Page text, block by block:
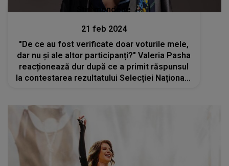
Stiri mondene
21 feb 2024
"De ce au fost verificate doar voturile mele,
dar nu și ale altor participanți?" Valeria Pasha
reacționează dur după ce a primit răspunsul
la contestarea rezultatului Selecției Naționale